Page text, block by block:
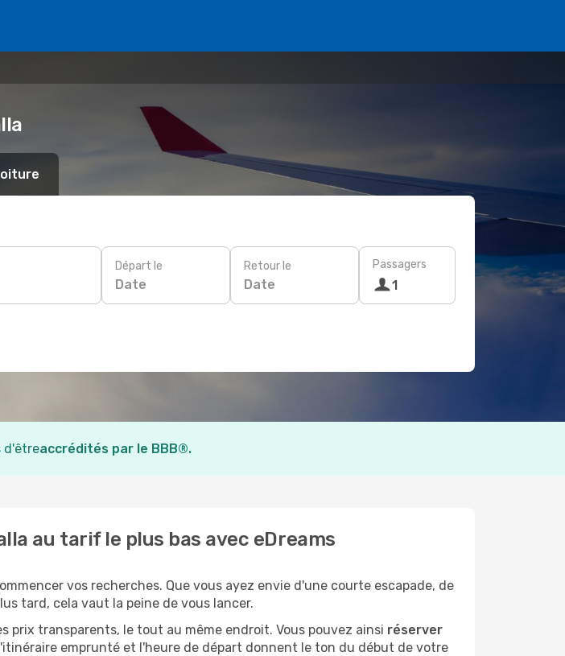
Départ le
Date
Retour le
Date
Passagers
1
d'êtreaccrédités par le BBB®.
au tarif le plus bas avec eDreams
vos recherches. Que vous ayez envie d'une courte escapade, de
tard, cela vaut la peine de vous lancer.
prix transparents, le tout au même endroit. Vous pouvez ainsi réserver
emprunté et l'heure de départ donnent le ton du début de votre